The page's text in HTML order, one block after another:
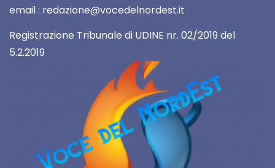
email : redazione@vocedelnordest.it
Registrazione Tribunale di UDINE nr. 02/2019 del
5.2.2019